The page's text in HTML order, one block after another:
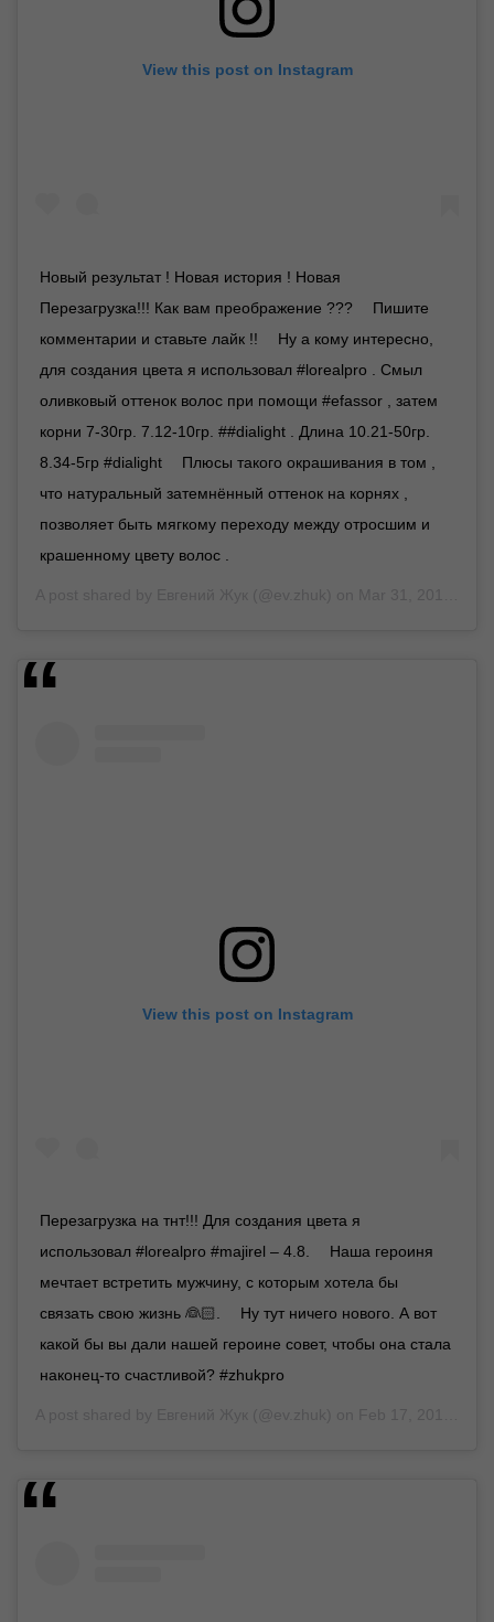
View this post on Instagram
Новый результат ! Новая история ! Новая
Перезагрузка!!! Как вам преображение ??? ⠀ Пишите
комментарии и ставьте лайк !! ⠀ Ну а кому интересно,
для создания цвета я использовал #lorealpro . Смыл
оливковый оттенок волос при помощи #efassor , затем
корни 7-30гр. 7.12-10гр. ##dialight . Длина 10.21-50гр.
8.34-5гр #dialight ⠀ Плюсы такого окрашивания в том ,
что натуральный затемнённый оттенок на корнях ,
позволяет быть мягкому переходу между отросшим и
крашенному цвету волос .
View this post on Instagram
Перезагрузка на тнт!!! Для создания цвета я
использовал #lorealpro #majirel – 4.8. ⠀ Наша героиня
мечтает встретить мужчину, с которым хотела бы
связать свою жизнь 👰🏻. ⠀ Ну тут ничего нового. А вот
какой бы вы дали нашей героине совет, чтобы она стала
наконец-то счастливой? #zhukpro